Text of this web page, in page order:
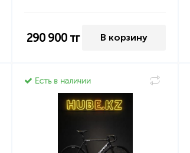
290 900 тг В корзину
Есть в наличии